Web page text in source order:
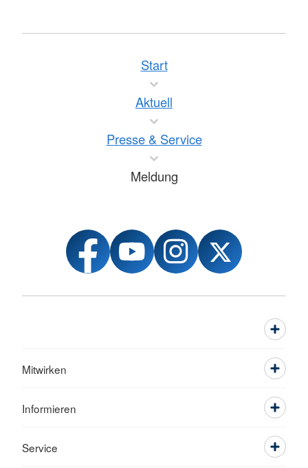
Start
Aktuell
Presse & Service
Meldung
Mitwirken
Informieren
Service